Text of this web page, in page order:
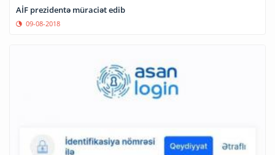
AİF prezidentə müraciət edib
09-08-2018